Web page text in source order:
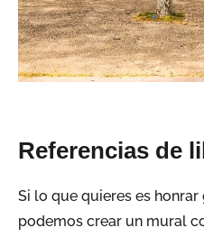
Referencias de
Si lo que quieres es
podemos crear un mural